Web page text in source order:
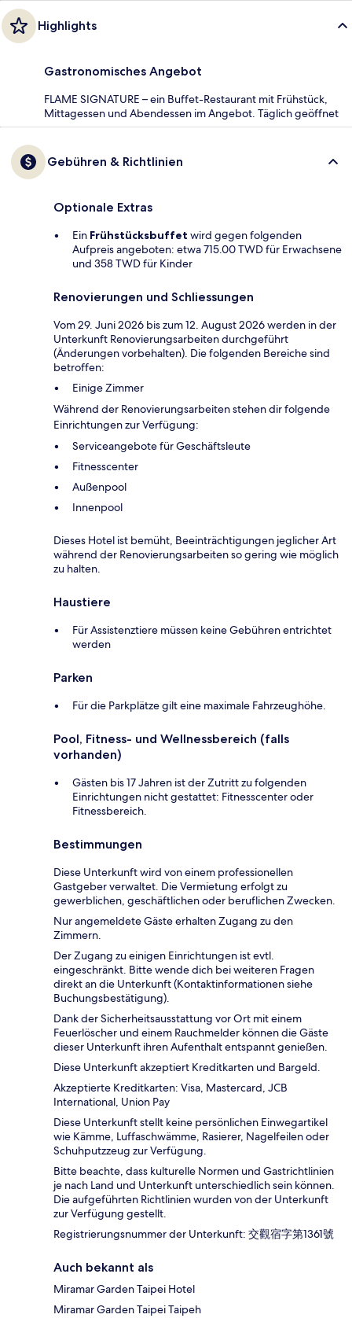
Highlights
Gastronomisches Angebot
FLAME SIGNATURE – ein Buffet-Restaurant mit Frühstück,
Mittagessen und Abendessen im Angebot. Täglich geöffnet
Gebühren & Richtlinien
Optionale Extras
Ein Frühstücksbuffet wird gegen folgenden
Aufpreis angeboten: etwa 715.00 TWD für Erwachsene
und 358 TWD für Kinder
Renovierungen und Schliessungen
Vom 29. Juni 2026 bis zum 12. August 2026 werden in der
Unterkunft Renovierungsarbeiten durchgeführt
(Änderungen vorbehalten). Die folgenden Bereiche sind
betroffen:
Einige Zimmer
Während der Renovierungsarbeiten stehen dir folgende
Einrichtungen zur Verfügung:
Serviceangebote für Geschäftsleute
Fitnesscenter
Außenpool
Innenpool
Dieses Hotel ist bemüht, Beeinträchtigungen jeglicher Art
während der Renovierungsarbeiten so gering wie möglich
zu halten.
Haustiere
Für Assistenztiere müssen keine Gebühren entrichtet
werden
Parken
Für die Parkplätze gilt eine maximale Fahrzeughöhe.
Pool, Fitness- und Wellnessbereich (falls
vorhanden)
Gästen bis 17 Jahren ist der Zutritt zu folgenden
Einrichtungen nicht gestattet: Fitnesscenter oder
Fitnessbereich.
Bestimmungen
Diese Unterkunft wird von einem professionellen
Gastgeber verwaltet. Die Vermietung erfolgt zu
gewerblichen, geschäftlichen oder beruflichen Zwecken.
Nur angemeldete Gäste erhalten Zugang zu den
Zimmern.
Der Zugang zu einigen Einrichtungen ist evtl.
eingeschränkt. Bitte wende dich bei weiteren Fragen
direkt an die Unterkunft (Kontaktinformationen siehe
Buchungsbestätigung).
Dank der Sicherheitsausstattung vor Ort mit einem
Feuerlöscher und einem Rauchmelder können die Gäste
dieser Unterkunft ihren Aufenthalt entspannt genießen.
Diese Unterkunft akzeptiert Kreditkarten und Bargeld.
Akzeptierte Kreditkarten: Visa, Mastercard, JCB
International, Union Pay
Diese Unterkunft stellt keine persönlichen Einwegartikel
wie Kämme, Luffaschwämme, Rasierer, Nagelfeilen oder
Schuhputzzeug zur Verfügung.
Bitte beachte, dass kulturelle Normen und Gastrichtlinien
je nach Land und Unterkunft unterschiedlich sein können.
Die aufgeführten Richtlinien wurden von der Unterkunft
zur Verfügung gestellt.
Registrierungsnummer der Unterkunft: 交觀宿字第1361號
Auch bekannt als
Miramar Garden Taipei Hotel
Miramar Garden Taipei Taipeh